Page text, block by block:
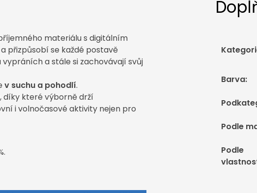
materiálu s digitálním
a přizpůsobí se každé postavě
a stále si zachovávají svůj
v suchu a pohodlí.
díky které výborně drží
i volnočasové aktivity nejen pro
Barva:
Podle
Podle